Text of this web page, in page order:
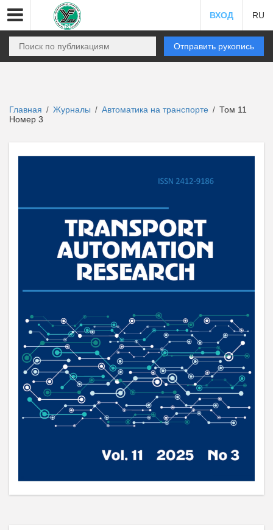
ВХОД RU
Отправить рукопись
Главная / Журналы / Автоматика на транспорте / Том 11
Номер 3